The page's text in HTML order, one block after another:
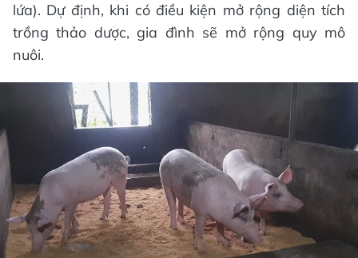
lứa). Dự định, khi có điều kiện mở rộng diện tích
trồng thảo dược, gia đình sẽ mở rộng quy mô
nuôi.